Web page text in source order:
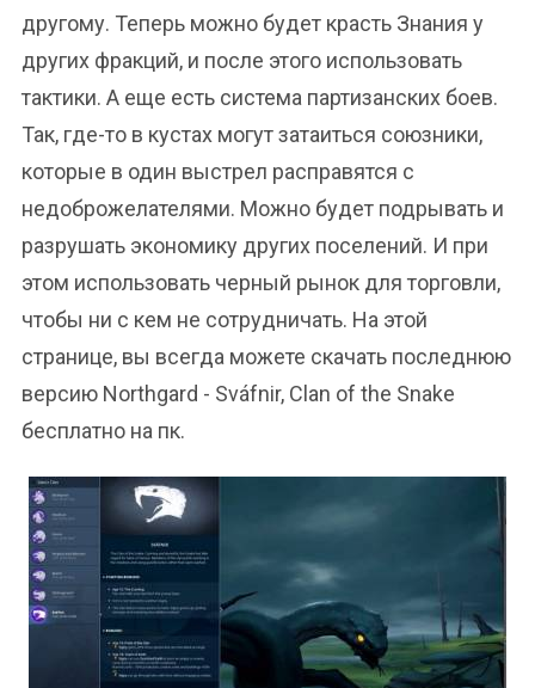
другому. Теперь можно будет красть Знания у
других фракций, и после этого использовать
тактики. А еще есть система партизанских боев.
Так, где-то в кустах могут затаиться союзники,
которые в один выстрел расправятся с
недоброжелателями. Можно будет подрывать и
разрушать экономику других поселений. И при
этом использовать черный рынок для торговли,
чтобы ни с кем не сотрудничать. На этой
странице, вы всегда можете скачать последнюю
версию Northgard - Sváfnir, Clan of the Snake
бесплатно на пк.